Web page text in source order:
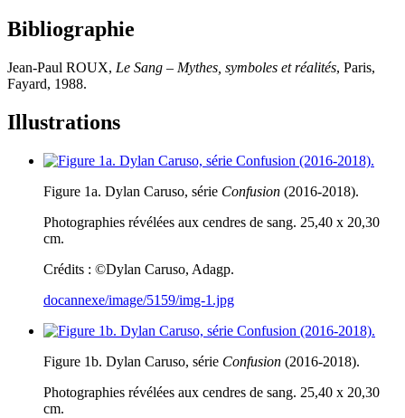
Bibliographie
Jean-Paul ROUX, Le Sang – Mythes, symboles et réalités, Paris,
Fayard, 1988.
Illustrations
Figure 1a. Dylan Caruso, série Confusion (2016-2018).
Photographies révélées aux cendres de sang. 25,40 x 20,30
cm.
Crédits : ©Dylan Caruso, Adagp.
docannexe/image/5159/img-1.jpg
Figure 1b. Dylan Caruso, série Confusion (2016-2018).
Photographies révélées aux cendres de sang. 25,40 x 20,30
cm.